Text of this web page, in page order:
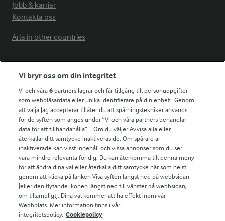
Jobb & karriär
Kontakta oss
Arla in other countries
Fler Arlasajter
För ägare
Arlas kundportal
Arla.com
Falbygdens Ost
Arla webbshop
Bildbank
Följ oss
Vi bryr oss om din integritet
Vi och våra6 partners lagrar och får tillgång till personuppgifter
som webbläsardata eller unika identifierare på din enhet . Genom
att välja Jag accepterar tillåter du att spårningstekniker används
för de syften som anges under ”Vi och våra partners behandlar
data för att tillhandahålla”. . Om du väljer Avvisa alla eller
återkallar ditt samtycke inaktiveras de. Om spårare är
inaktiverade kan visst innehåll och vissa annonser som du ser
vara mindre relevanta för dig. Du kan återkomma till denna meny
för att ändra dina val eller återkalla ditt samtycke när som helst
genom att klicka på länken Visa syften längst ned på webbsidan
[eller den flytande ikonen längst ned till vänster på webbsidan,
om tillämpligt]. Dina val kommer att ha effekt inom vår
Webbplats. Mer information finns i vår
integritetspolicy. Cookiepolicy